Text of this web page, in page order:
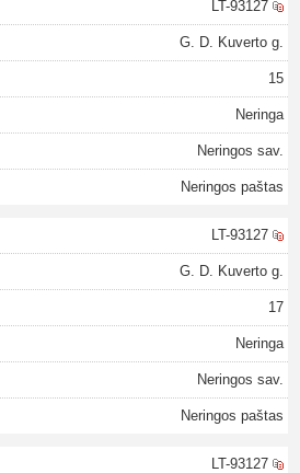
LT-93127
G. D. Kuverto g.
15
Neringa
Neringos sav.
Neringos paštas
LT-93127
G. D. Kuverto g.
17
Neringa
Neringos sav.
Neringos paštas
LT-93127